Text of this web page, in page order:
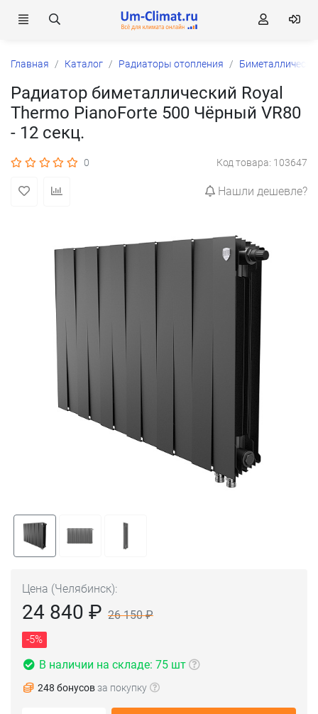
Главная Каталог Радиаторы отопления
Радиатор биметаллический Royal
Thermo PianoForte 500 Чёрный VR80
- 12 секц.
0 Код товара: 103647
Нашли дешевле?
Цена (Челябинск):
24 840 ₽ 26 150 ₽
-5%
В наличии на складе: 75 шт
248 бонусов за покупку